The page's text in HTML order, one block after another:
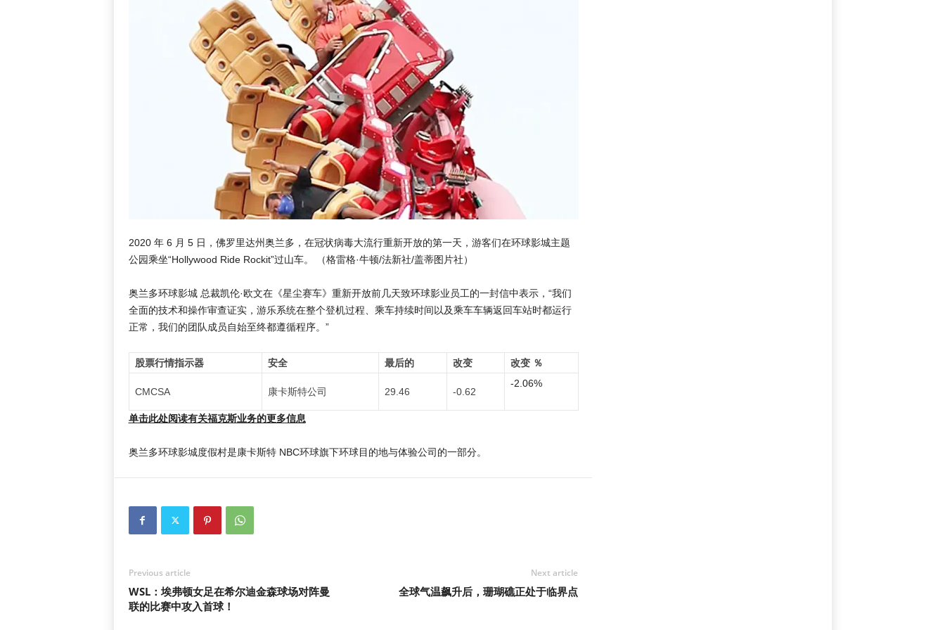
2020 年 6 月 5 日，佛罗里达州奥兰多，在冠状病毒大流行重新开放的第一天，游客们在环球影城主题
公园乘坐“Hollywood Ride Rockit”过山车。
（格雷格·牛顿/法新社/盖蒂图片社）
奥兰多环球影城 总裁凯伦·欧文在《星尘赛车》重新开放前几天致环球影业员工的一封信中表示，“我们
全面的技术和操作审查证实，游乐系统在整个登机过程、乘车持续时间以及乘车车辆返回车站时都运行
正常，我们的团队成员自始至终都遵循程序。”
股票行情指示器 安全 最后的 改变 改变 ％
CMCSA 康卡斯特公司 29.46 -0.62
-2.06%
单击此处阅读有关福克斯业务的更多信息
奥兰多环球影城度假村是康卡斯特 NBC环球旗下环球目的地与体验公司的一部分。
Previous article
WSL：埃弗顿女足在希尔迪金森球场对阵曼
联的比赛中攻入首球！
Next article
全球气温飙升后，珊瑚礁正处于临界点